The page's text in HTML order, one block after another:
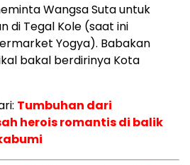
Wangsa Suta untuk
di Tegal Kole (saat ini
Yogya). Babakan
bakal berdirinya Kota
Tumbuhan dari
herois romantis di balik